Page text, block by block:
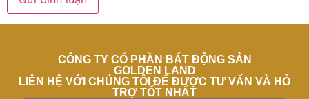
CÔNG TY CỔ PHẦN BẤT ĐỘNG SẢN
GOLDEN LAND
LIÊN HỆ VỚI CHÚNG TÔI ĐỂ ĐƯỢC TƯ VẤN VÀ HỖ
TRỢ TỐT NHẤT